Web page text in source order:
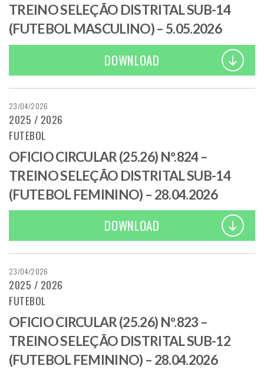
TREINO SELEÇÃO DISTRITAL SUB-14
(FUTEBOL MASCULINO) – 5.05.2026
DOWNLOAD
23/04/2026
2025 / 2026
FUTEBOL
OFICIO CIRCULAR (25.26) Nº.824 –
TREINO SELEÇÃO DISTRITAL SUB-14
(FUTEBOL FEMININO) – 28.04.2026
DOWNLOAD
23/04/2026
2025 / 2026
FUTEBOL
OFICIO CIRCULAR (25.26) Nº.823 –
TREINO SELEÇÃO DISTRITAL SUB-12
(FUTEBOL FEMININO) – 28.04.2026